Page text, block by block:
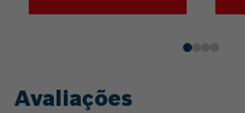
Avaliações